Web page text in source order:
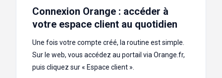
Connexion Orange : accéder à
votre espace client au quotidien
Une fois votre compte créé, la routine est simple.
Sur le web, vous accédez au portail via Orange.fr,
puis cliquez sur « Espace client ».